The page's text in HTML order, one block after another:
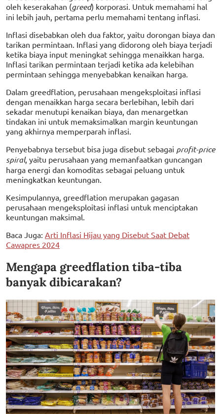
oleh keserakahan (greed) korporasi. Untuk memahami hal
ini lebih jauh, pertama perlu memahami tentang inflasi.
Inflasi disebabkan oleh dua faktor, yaitu dorongan biaya dan
tarikan permintaan. Inflasi yang didorong oleh biaya terjadi
ketika biaya input meningkat sehingga menaikkan harga.
Inflasi tarikan permintaan terjadi ketika ada kelebihan
permintaan sehingga menyebabkan kenaikan harga.
Dalam greedflation, perusahaan mengeksploitasi inflasi
dengan menaikkan harga secara berlebihan, lebih dari
sekadar menutupi kenaikan biaya, dan menargetkan
tindakan ini untuk memaksimalkan margin keuntungan
yang akhirnya memperparah inflasi.
Penyebabnya tersebut bisa juga disebut sebagai profit-price
spiral, yaitu perusahaan yang memanfaatkan guncangan
harga energi dan komoditas sebagai peluang untuk
meningkatkan keuntungan.
Kesimpulannya, greedflation merupakan gagasan
perusahaan mengeksploitasi inflasi untuk menciptakan
keuntungan maksimal.
Baca Juga: Arti Inflasi Hijau yang Disebut Saat Debat
Cawapres 2024
Mengapa greedflation tiba-tiba
banyak dibicarakan?